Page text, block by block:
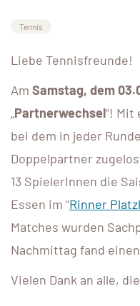
Tennis
Liebe Tennisfreunde!
Am Samstag, dem
„Partnerwechsel“! Mit
bei dem in jeder
Doppelpartner
13 SpielerInnen die
Essen im “Rinner Platzl
Matches wurden
Nachmittag fand
Vielen Dank an alle,